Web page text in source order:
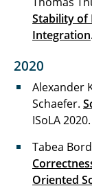
Stability of
Integration
2020
Alexander
Schaefer.
ISoLA 2020.
Tabea
Oriented